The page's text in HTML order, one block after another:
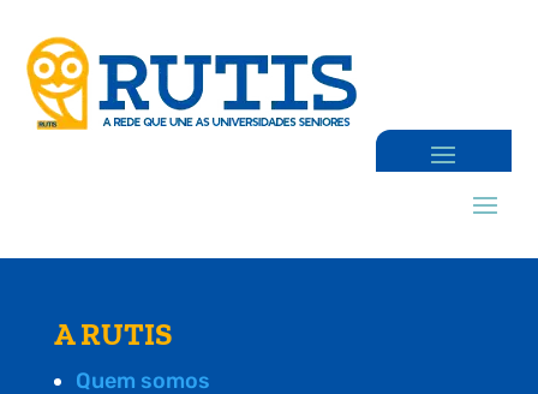
A RUTIS
Quem somos